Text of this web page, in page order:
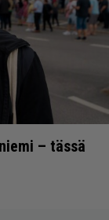
– tässä